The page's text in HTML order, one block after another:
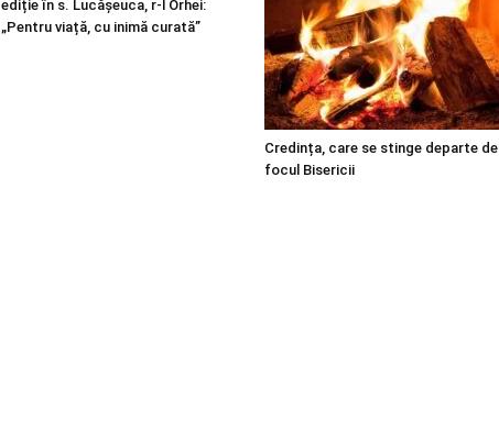
ediție în s. Lucășeuca, r-l Orhei:
„Pentru viață, cu inimă curată”
Credința, care se stinge departe de
focul Bisericii